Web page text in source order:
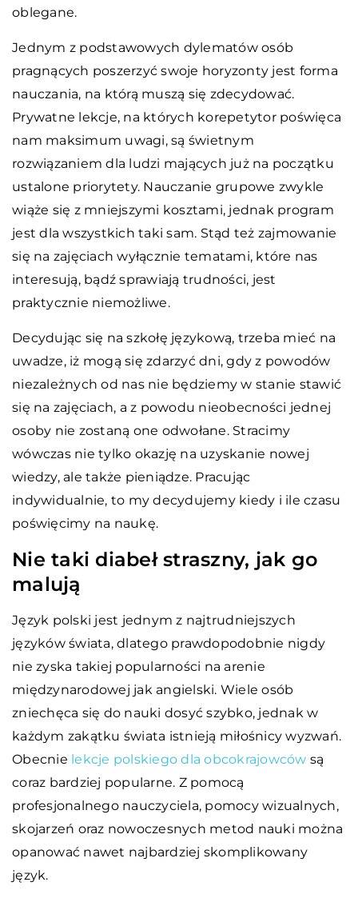
oblegane.
Jednym z podstawowych dylematów osób
pragnących poszerzyć swoje horyzonty jest forma
nauczania, na którą muszą się zdecydować.
Prywatne lekcje, na których korepetytor poświęca
nam maksimum uwagi, są świetnym
rozwiązaniem dla ludzi mających już na początku
ustalone priorytety. Nauczanie grupowe zwykle
wiąże się z mniejszymi kosztami, jednak program
jest dla wszystkich taki sam. Stąd też zajmowanie
się na zajęciach wyłącznie tematami, które nas
interesują, bądź sprawiają trudności, jest
praktycznie niemożliwe.
Decydując się na szkołę językową, trzeba mieć na
uwadze, iż mogą się zdarzyć dni, gdy z powodów
niezależnych od nas nie będziemy w stanie stawić
się na zajęciach, a z powodu nieobecności jednej
osoby nie zostaną one odwołane. Stracimy
wówczas nie tylko okazję na uzyskanie nowej
wiedzy, ale także pieniądze. Pracując
indywidualnie, to my decydujemy kiedy i ile czasu
poświęcimy na naukę.
Nie taki diabeł straszny, jak go
malują
Język polski jest jednym z najtrudniejszych
języków świata, dlatego prawdopodobnie nigdy
nie zyska takiej popularności na arenie
międzynarodowej jak angielski. Wiele osób
zniechęca się do nauki dosyć szybko, jednak w
każdym zakątku świata istnieją miłośnicy wyzwań.
Obecnie lekcje polskiego dla obcokrajowców są
coraz bardziej popularne. Z pomocą
profesjonalnego nauczyciela, pomocy wizualnych,
skojarzeń oraz nowoczesnych metod nauki można
opanować nawet najbardziej skomplikowany
język.